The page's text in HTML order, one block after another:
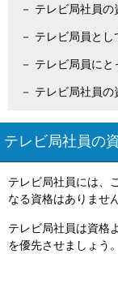
テレビ局社員の
テレビ局員とし
テレビ局員にと
テレビ局社員の
テレビ局社員の
テレビ局社員には、
なる資格はありません
テレビ局社員は資格
を優先させましょう。